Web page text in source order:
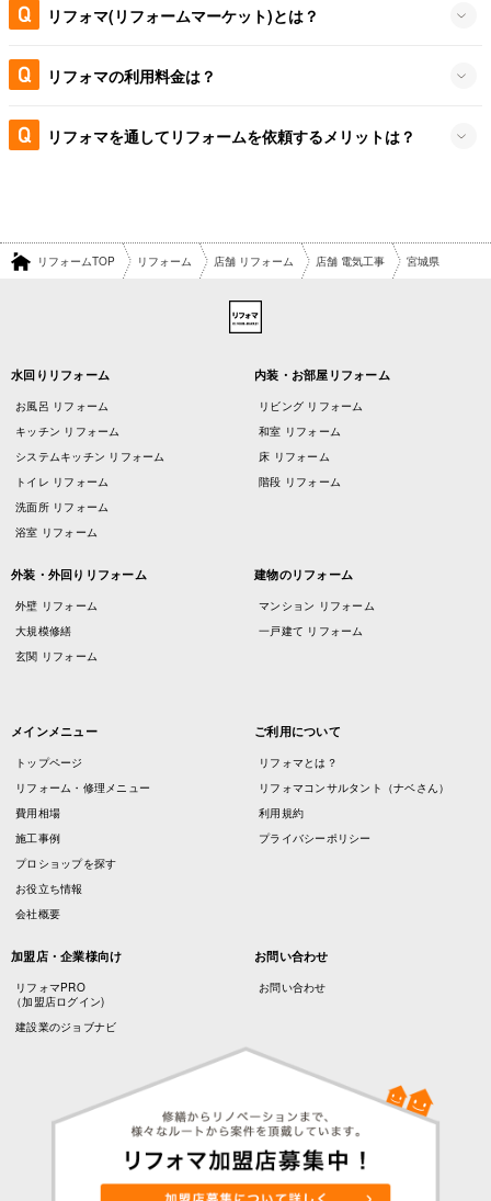
リフォマ(リフォームマーケット)とは？
リフォマの利用料金は？
リフォマを通してリフォームを依頼するメリットは？
リフォームTOP リフォーム 店舗 リフォーム 店舗 電気工事 宮城県
水回りリフォーム
お風呂 リフォーム
キッチン リフォーム
システムキッチン リフォーム
トイレ リフォーム
洗面所 リフォーム
浴室 リフォーム
内装・お部屋リフォーム
リビング リフォーム
和室 リフォーム
床 リフォーム
階段 リフォーム
外装・外回りリフォーム
外壁 リフォーム
大規模修繕
玄関 リフォーム
建物のリフォーム
マンション リフォーム
一戸建て リフォーム
メインメニュー
トップページ
リフォーム・修理メニュー
費用相場
施工事例
プロショップを探す
お役立ち情報
会社概要
ご利用について
リフォマとは？
リフォマコンサルタント（ナベさん）
利用規約
プライバシーポリシー
加盟店・企業様向け
リフォマPRO
（加盟店ログイン)
建設業のジョブナビ
お問い合わせ
お問い合わせ